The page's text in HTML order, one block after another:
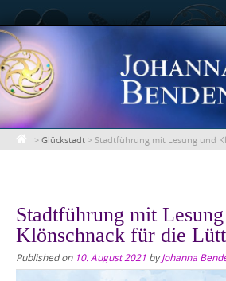
Skip
to
content
> Glückstadt > Stadtführung mit Lesung und
Stadtführung mit
Klönschnack für die
Published on 10. August 2021 byJohanna